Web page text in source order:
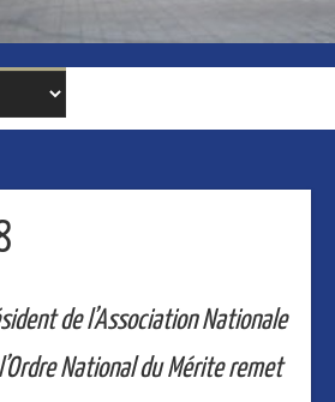
de l’Association Nationale
National du Mérite remet